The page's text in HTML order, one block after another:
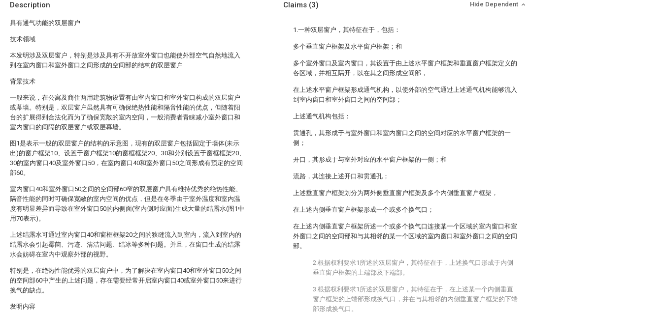
Description
具有通气功能的双层窗户
技术领域
本发明涉及双层窗户，特别是涉及具有不开放室外窗口也能使外部空气自然地流入
到在室内窗口和室外窗口之间形成的空间部的结构的双层窗户
背景技术
一般来说，在公寓及商住两用建筑物设置有由室内窗口和室外窗口构成的双层窗户
或幕墙。特别是，双层窗户虽然具有可确保绝热性能和隔音性能的优点，但随着阳
台的扩展得到合法化而为了确保宽敞的室内空间，一般消费者青睐减小室外窗口和
室内窗口的间隔的双层窗户或双层幕墙。
图1是表示一般的双层窗户的结构的示意图，现有的双层窗户包括固定于墙体(未示
出)的窗户框架10、设置于窗户框架10的窗框框架20、30和分别设置于窗框框架20、
30的室内窗口40及室外窗口50，在室内窗口40和室外窗口50之间形成有预定的空间
部60。
室内窗口40和室外窗口50之间的空间部60窄的双层窗户具有维持优秀的绝热性能、
隔音性能的同时可确保宽敞的室内空间的优点，但是在冬季由于室外温度和室内温
度有明显差异而导致在室外窗口50的内侧面(室内侧对应面)生成大量的结露水(图1中
用70表示)。
上述结露水可通过室内窗口40和窗框框架20之间的狭缝流入到室内，流入到室内的
结露水会引起霉菌、污迹、清洁问题、结冰等多种问题。并且，在窗口生成的结露
水会妨碍在室内中观察外部的视野。
特别是，在绝热性能优秀的双层窗户中，为了解决在室内窗口40和室外窗口50之间
的空间部60中产生的上述问题，存在需要经常开启室内窗口40或室外窗口50来进行
换气的缺点。
发明内容
Claims (3) Hide Dependent
1.一种双层窗户，其特征在于，包括：
多个垂直窗户框架及水平窗户框架；和
多个室外窗口及室内窗口，其设置于由上述水平窗户框架和垂直窗户框架定义的
各区域，并相互隔开，以在其之间形成空间部，
在上述水平窗户框架形成通气机构，以使外部的空气通过上述通气机构能够流入
到室内窗口和室外窗口之间的空间部；
上述通气机构包括：
贯通孔，其形成于与室外窗口和室内窗口之间的空间对应的水平窗户框架的一
侧；
开口，其形成于与室外对应的水平窗户框架的一侧；和
流路，其连接上述开口和贯通孔；
上述垂直窗户框架划分为两外侧垂直窗户框架及多个内侧垂直窗户框架，
在上述内侧垂直窗户框架形成一个或多个换气口；
在上述内侧垂直窗户框架所述一个或多个换气口连接某一个区域的室内窗口和室
外窗口之间的空间部和与其相邻的某一个区域的室内窗口和室外窗口之间的空间
部。
2.根据权利要求1所述的双层窗户，其特征在于，上述换气口形成于内侧
垂直窗户框架的上端部及下端部。
3.根据权利要求1所述的双层窗户，其特征在于，在上述某一个内侧垂直
窗户框架的上端部形成换气口，并在与其相邻的内侧垂直窗户框架的下端
部形成换气口。